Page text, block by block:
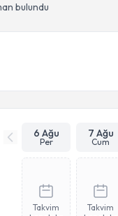
bulundu
6 Ağu
Per
7 Ağu
Cum
Takvim
Takvim